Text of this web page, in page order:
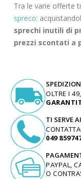
Tra le varie offerte
spreco:
sprechi inutili di
prezzi scontati a
OLTRE I
TI SERVE
049
PAYPAL,
O